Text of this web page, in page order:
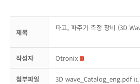
제목
파고, 파주기 측정 장비 (3D
작성자 Otronix
첨부파일 3D wave_Catalog_eng.pdf